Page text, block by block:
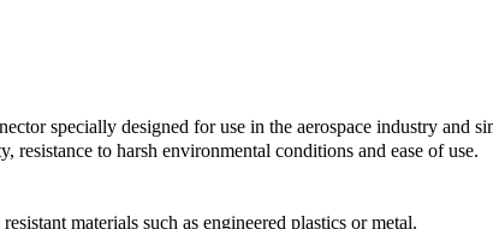
specially designed for use in the aerospace industry and
resistance to harsh environmental conditions and ease of use.
materials such as engineered plastics or metal.